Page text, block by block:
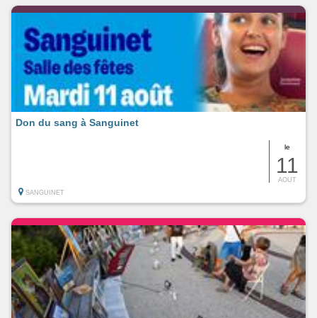
le
11
AOUT
Don du sang à Sanguinet
SANGUINET